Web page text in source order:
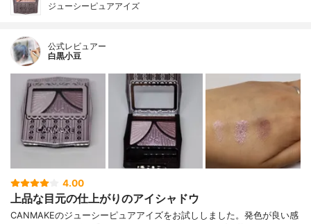
ジューシーピュアアイズ
公式レビュアー
白黒小豆
4.00
上品な目元の仕上がりのアイシャドウ
CANMAKEのジューシーピュアアイズをお試ししました。発色が良い感